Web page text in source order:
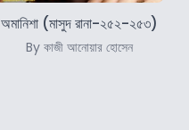
অমানিশা (মাসুদ রানা-২৫২-২৫৩)
By কাজী আনোয়ার হোসেন